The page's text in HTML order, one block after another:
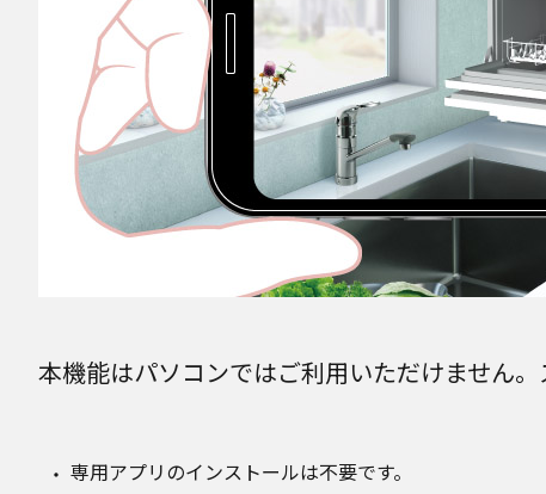
本機能はパソコンではご利用いただけません
専用アプリのインストールは不要です。